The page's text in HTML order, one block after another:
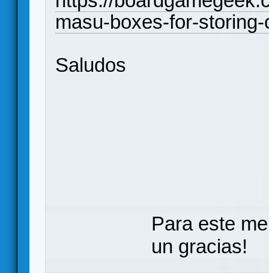
masu-boxes-for-
Saludos
Para este
un gracias!